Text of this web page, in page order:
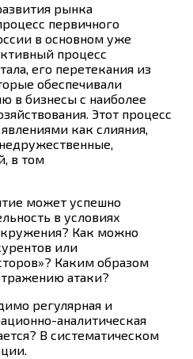
рынка
первичного
в основном уже
процесс
его перетекания из
обеспечивали
в бизнесы с наиболее
Этот процесс
как слияния,
в том
может успешно
в условиях
Как можно
или
Каким образом
атаки?
регулярная и
аналитическая
В систематическом